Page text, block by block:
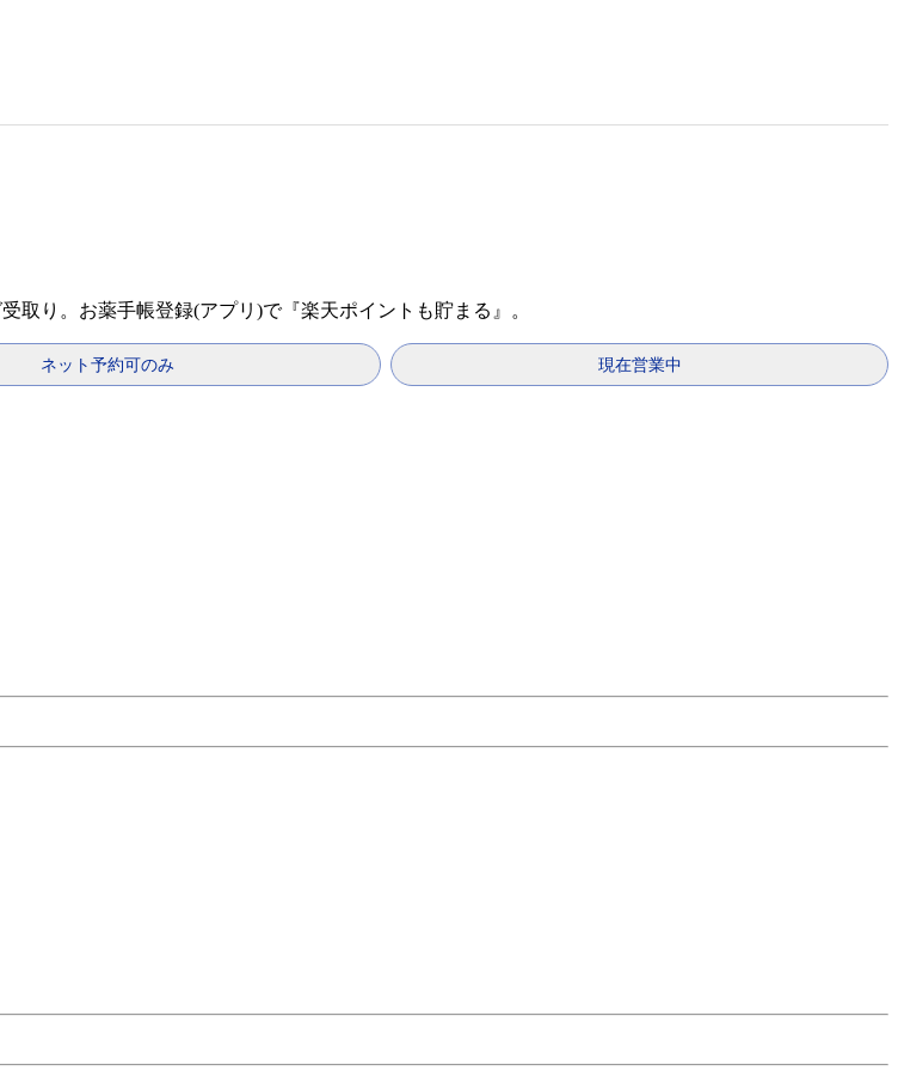
り。お薬手帳登録(アプリ)で『楽天ポイントも貯まる』。
ネット予約可のみ 現在営業中